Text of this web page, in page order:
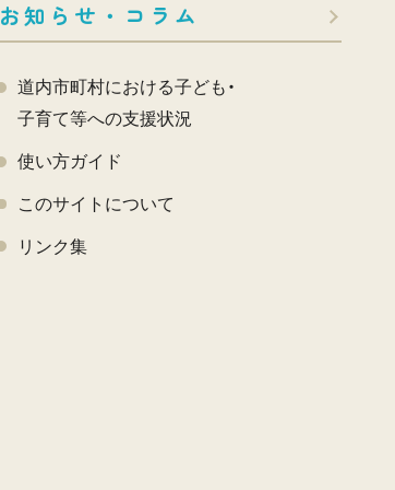
お知らせ・コラム
道内市町村における子ども・
子育て等への支援状況
使い方ガイド
このサイトについて
リンク集